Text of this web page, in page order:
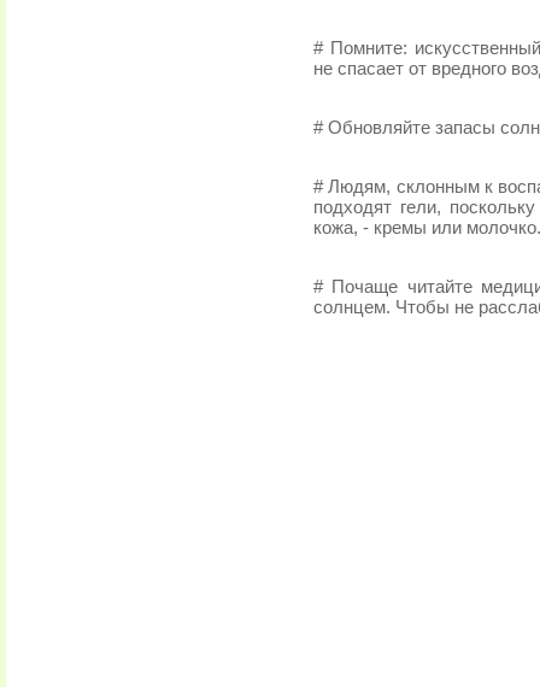
# Помните:
не спасает от вредного
# Обновляйте запасы
# Людям, склонным к
подходят гели,
кожа, - кремы или молочко.
# Почаще читайте
солнцем. Чтобы не